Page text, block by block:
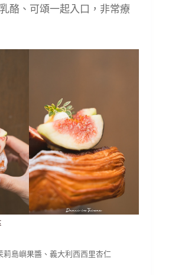
酪、可頌一起入口，非常療
島嶼果醬、義大利西西里杏仁